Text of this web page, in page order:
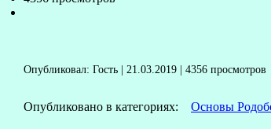
Опубликовал: Гость | 21.03.2019 | 4356 просмотров
Опубликовано в категориях: Основы